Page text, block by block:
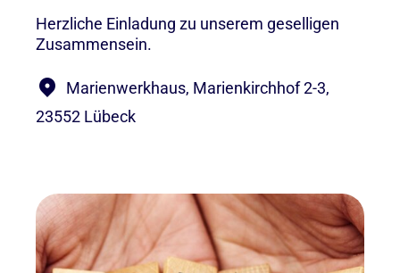
Herzliche Einladung zu unserem geselligen
Zusammensein.
Marienwerkhaus, Marienkirchhof 2-3,
23552 Lübeck